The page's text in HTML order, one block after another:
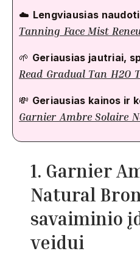
☁️ Lengviausias
Tanning Face Mist
🌱 Geriausias jautriai,
Read Gradual Tan H2O
💸 Geriausias kainos ir
Garnier Ambre Solaire
1. Garnier
Natural
savaiminio
veidui